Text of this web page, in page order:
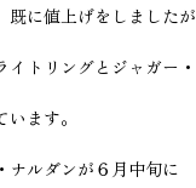
既に値上げをしましたが
イトリングとジャガー
ます。
ナルダンが６月中旬に